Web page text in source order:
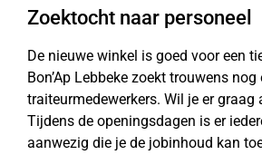
Zoektocht naar personeel
De nieuwe winkel is goed voor een
Bon’Ap Lebbeke zoekt trouwens nog
traiteurmedewerkers. Wil je er graag
Tijdens de openingsdagen is er
aanwezig die je de jobinhoud kan